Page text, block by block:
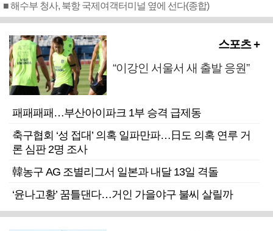
■ 해수부 청사, 북항 국제여객터미널 옆에 선다(종합)
스포츠 +
“이강인 서울서 새 출발 응원”
패패패패…부산아이파크 1부 승격 급제동
축구협회 ‘성 접대’ 의혹 일파만파…日도 의혹 연루 거
론 심판 2명 조사
韓농구 AG 조별리그서 일본과 내달 13일 격돌
‘윤나고황’ 꿈틀댄다…거인 가을야구 불씨 살릴까